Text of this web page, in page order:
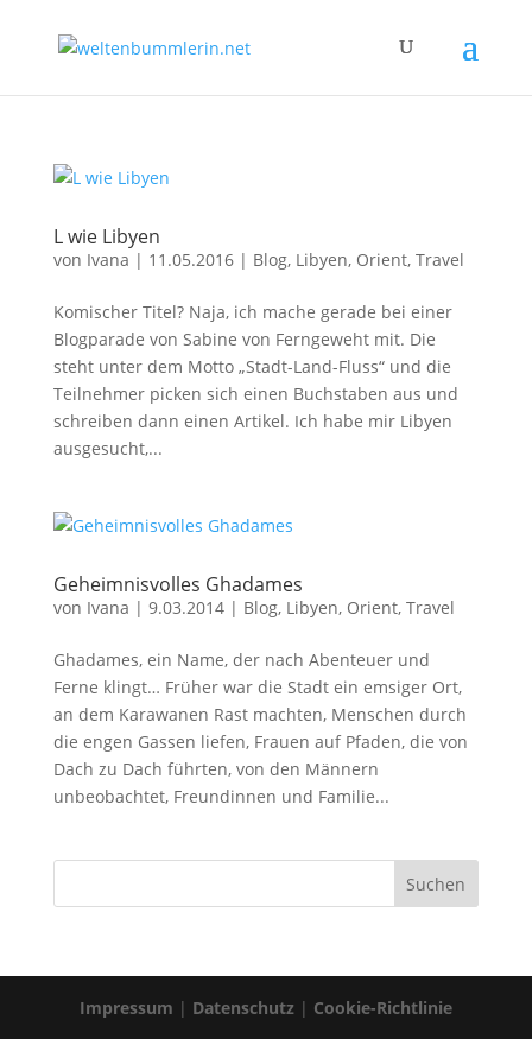
L wie Libyen
von Ivana | 11.05.2016| Blog, Libyen, Orient, Travel
Komischer Titel? Naja, ich mache gerade bei einer
Blogparade von Sabine von Ferngeweht mit. Die
steht unter dem Motto „Stadt-Land-Fluss“ und die
Teilnehmer picken sich einen Buchstaben aus und
schreiben dann einen Artikel. Ich habe mir Libyen
ausgesucht,...
Geheimnisvolles Ghadames
von Ivana | 9.03.2014| Blog, Libyen, Orient, Travel
Ghadames, ein Name, der nach Abenteuer und
Ferne klingt… Früher war die Stadt ein emsiger Ort,
an dem Karawanen Rast machten, Menschen durch
die engen Gassen liefen, Frauen auf Pfaden, die von
Dach zu Dach führten, von den Männern
unbeobachtet, Freundinnen und Familie...
Impressum | Datenschutz| Cookie-Richtlinie